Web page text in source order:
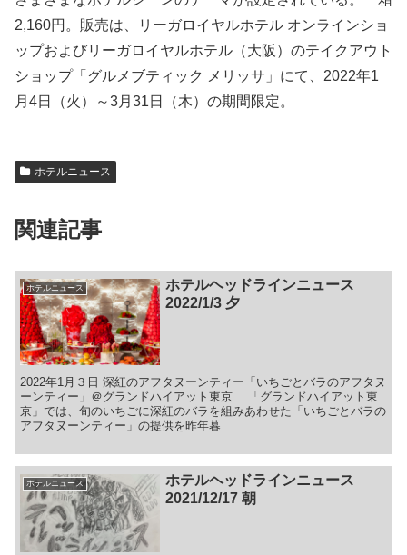
2,160円。販売は、リーガロイヤルホテル オンラインショ
ップおよびリーガロイヤルホテル（大阪）のテイクアウト
ショップ「グルメブティック メリッサ」にて、2022年1
月4日（火）～3月31日（木）の期間限定。
ホテルニュース
関連記事
ホテルニュース
ホテルヘッドラインニュース
2022/1/3 夕
2022年1月３日 深紅のアフタヌーンティー「いちごとバラのアフタヌ
ーンティー」＠グランドハイアット東京 「グランドハイアット東
京」では、旬のいちごに深紅のバラを組みあわせた「いちごとバラの
アフタヌーンティー」の提供を昨年暮
ホテルニュース
ホテルヘッドラインニュース
2021/12/17 朝